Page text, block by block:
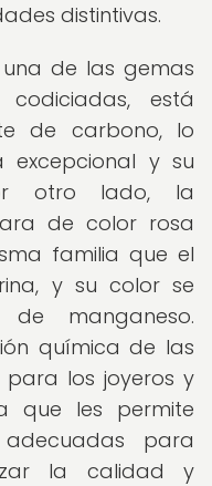
distintivas.
de las gemas
está
de carbono, lo
y su
otro lado, la
de color rosa
familia que el
y su color se
manganeso.
química de las
los joyeros y
que les permite
para
la calidad y